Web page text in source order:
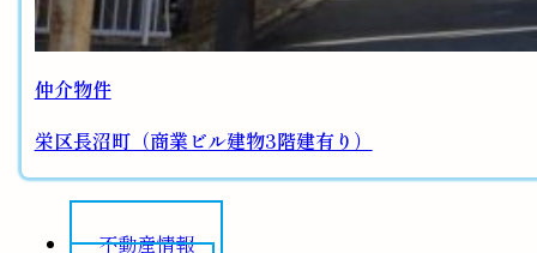
仲介物件
栄区長沼町（商業ビル建物3階建有り）
不動産情報